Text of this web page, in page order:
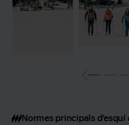
Normes principals